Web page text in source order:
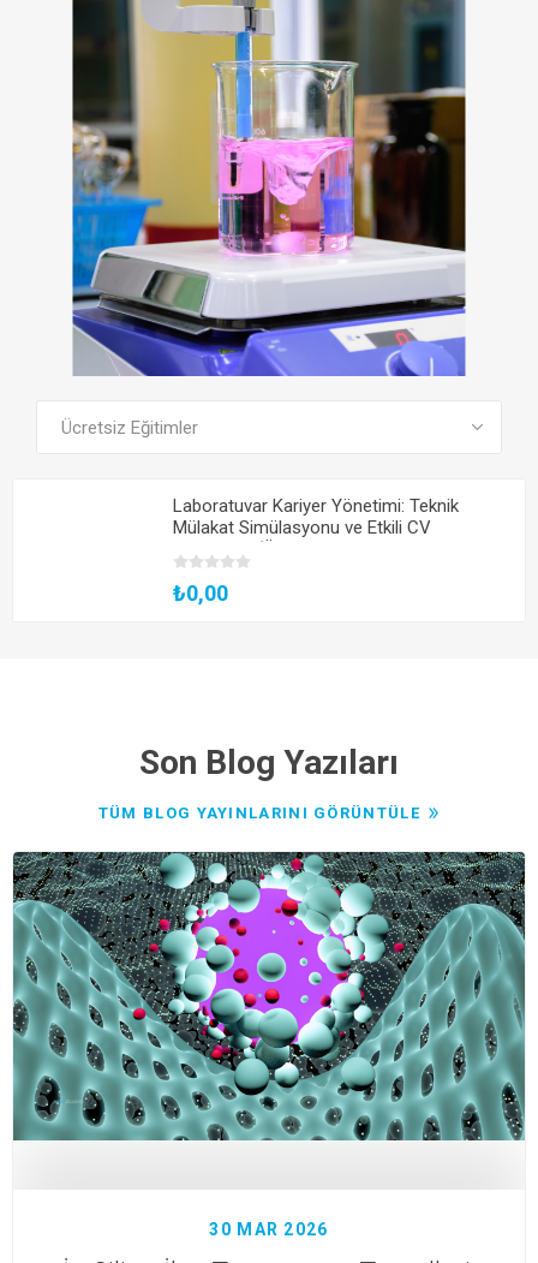
TÜM EĞITIMLERI GÖR
Laboratuvar Kariyer Yönetimi: Teknik
Mülakat Simülasyonu ve Etkili CV
Hazırlama (Ücretsiz ve Katılım Belgeli,
CV'nizi Beraber Düzenliyoruz!)
₺0,00
Son Blog Yazıları
TÜM BLOG YAYINLARINI GÖRÜNTÜLE
30 MAR 2026